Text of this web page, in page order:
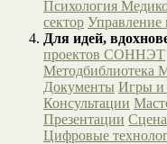
Психология
сектор Управление
Для идей,
проектов СОННЭТ
Методбиблиотека
Документы Игры и
Консультации
Презентации
Цифровые